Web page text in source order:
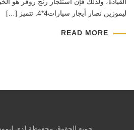
ليموزين نصار أيجار سيارات4*4. تتميز […]
READ MORE